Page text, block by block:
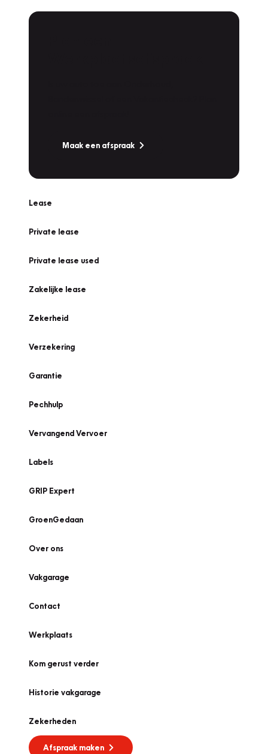
Maak een afspraak
Lease
Private lease
Private lease used
Zakelijke lease
Zekerheid
Verzekering
Garantie
Pechhulp
Vervangend Vervoer
Labels
GRIP Expert
GroenGedaan
Over ons
Vakgarage
Contact
Werkplaats
Kom gerust verder
Historie vakgarage
Zekerheden
Afspraak maken